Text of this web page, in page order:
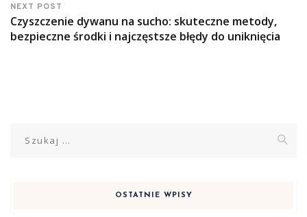
NEXT POST
Czyszczenie dywanu na sucho: skuteczne metody,
bezpieczne środki i najczęstsze błędy do uniknięcia
OSTATNIE WPISY